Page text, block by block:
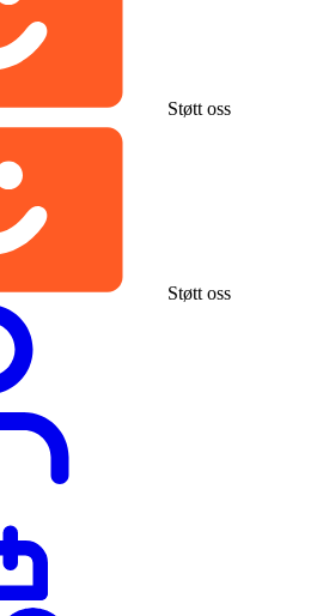
Støtt oss
Støtt oss